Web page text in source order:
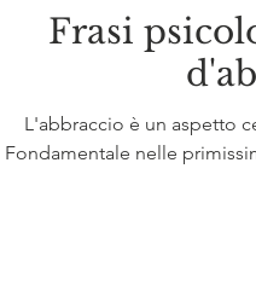
Frasi
L'abbraccio è un aspetto
Fondamentale nelle